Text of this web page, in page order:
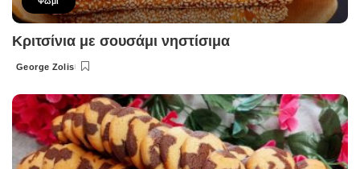
Κριτσίνια με σουσάμι νηστίσιμα
Posted
George Zolis